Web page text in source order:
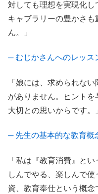
対しても理想を実現化
キャブラリーの豊かさ
ん。」
─ むじかさんへのレッス
「娘には、求められな
がありません。ヒント
大切との思いからです。
─ 先生の基本的な教育概
「私は『教育消費』と
しんでやる、楽しんで
資、教育奉仕という概念